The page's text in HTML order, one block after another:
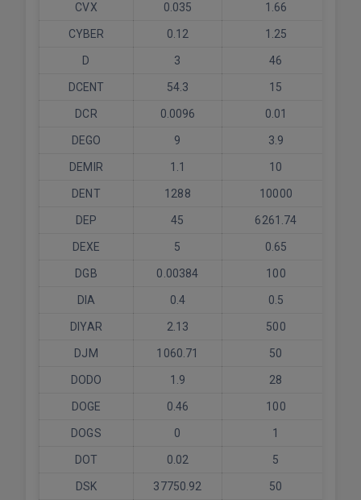
CVX 0.035 1.66
CYBER 0.12 1.25
D 3 46
DCENT 54.3 15
DCR 0.0096 0.01
DEGO 9 3.9
DEMIR 1.1 10
DENT 1288 10000
DEP 45 6261.74
DEXE 5 0.65
DGB 0.00384 100
DIA 0.4 0.5
DIYAR 2.13 500
DJM 1060.71 50
DODO 1.9 28
DOGE 0.46 100
DOGS 0 1
DOT 0.02 5
DSK 37750.92 50